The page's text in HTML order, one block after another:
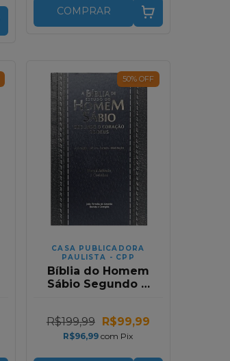
COMPRAR
50% OFF
CASA PUBLICADORA
PAULISTA - CPP
Bíblia do Homem
Sábio Segundo o
Letra Gigante |
Preta e Azul
R$199,99 R$99,99
R$96,99com Pix